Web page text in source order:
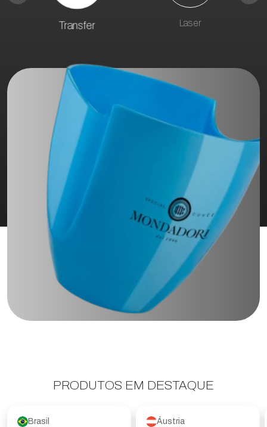
Transfer Laser
PRODUTOS EM DESTAQUE
Brasil Áustria